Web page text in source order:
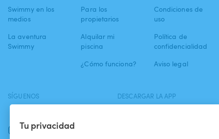
Tu privacidad
Swimmy en los
medios
La aventura
Swimmy
Para los
propietarios
Alquilar mi
piscina
¿Cómo funciona?
Condiciones de
uso
Política de
confidencialidad
Aviso legal
SÍGUENOS
Instagram
DESCARGAR LA APP